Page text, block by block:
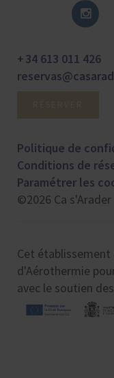
+ 34 613 011 426
Politique de
Conditions de
Paramétrer les
©2026 Ca s'Arader
Cet établissement
d'Aérothermie
avec le soutien